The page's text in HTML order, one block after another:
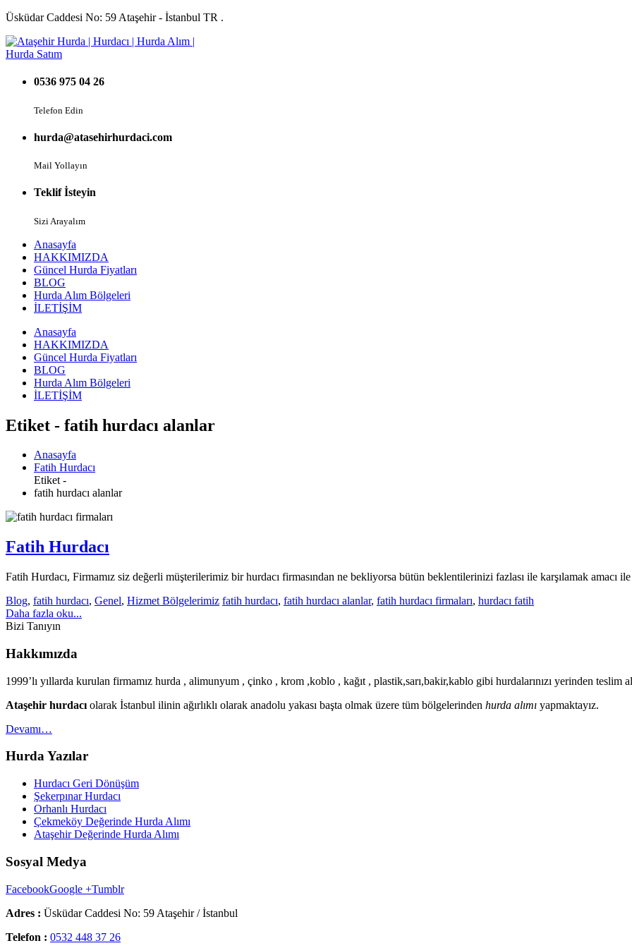
Üsküdar Caddesi No: 59 Ataşehir - İstanbul TR .
0536 975 04 26
Telefon Edin
hurda@atasehirhurdaci.com
Mail Yollayın
Teklif İsteyin
Sizi Arayalım
Anasayfa
HAKKIMIZDA
Güncel Hurda Fiyatları
BLOG
Hurda Alım Bölgeleri
İLETİŞİM
Anasayfa
HAKKIMIZDA
Güncel Hurda Fiyatları
BLOG
Hurda Alım Bölgeleri
İLETİŞİM
Etiket - fatih hurdacı alanlar
Anasayfa
Fatih Hurdacı
Etiket -
fatih hurdacı alanlar
Fatih Hurdacı
Fatih Hurdacı, Firmamız siz değerli müşterilerimiz bir hurdacı firmasından ne bekliyorsa bütün beklentilerinizi fazlası ile karşılamak amacı
Blog, fatih hurdacı, Genel, Hizmet Bölgelerimiz fatih hurdacı, fatih hurdacı alanlar, fatih hurdacı firmaları, hurdacı fatih
Daha fazla oku...
Bizi Tanıyın
Hakkımızda
1999’lı yıllarda kurulan firmamız hurda , alimunyum , çinko , krom ,koblo , kağıt , plastik,sarı,bakir,kablo gibi hurdalarınızı yerinden teslim
Ataşehir hurdacı olarak İstanbul ilinin ağırlıklı olarak anadolu yakası başta olmak üzere tüm bölgelerinden hurda alımı yapmaktayız.
Devamı…
Hurda Yazılar
Hurdacı Geri Dönüşüm
Şekerpınar Hurdacı
Orhanlı Hurdacı
Çekmeköy Değerinde Hurda Alımı
Ataşehir Değerinde Hurda Alımı
Sosyal Medya
FacebookGoogle +Tumblr
Adres : Üsküdar Caddesi No: 59 Ataşehir / İstanbul
Telefon : 0532 448 37 26